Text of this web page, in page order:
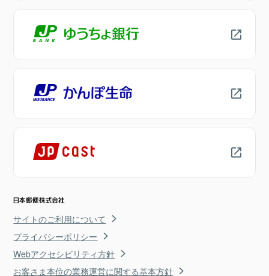
サイトのご利用について
プライバシーポリシー
Webアクセシビリティ方針
お客さま本位の業務運営に関する基本方針